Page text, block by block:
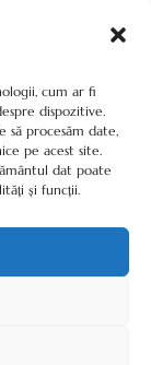
cum ar fi
dispozitive.
procesăm date,
pe acest site.
dat poate
și funcții.
13.56
-
B....